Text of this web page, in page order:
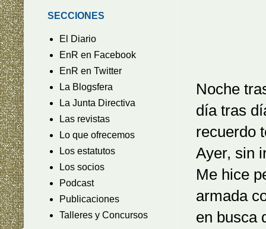
Noche
día tras
recuerdo
Ayer, sin
Me hice
armada
en busca
SECCIONES
El Diario
EnR en Facebook
EnR en Twitter
La Blogsfera
La Junta Directiva
Las revistas
Lo que ofrecemos
Los estatutos
Los socios
Podcast
Publicaciones
Talleres y Concursos